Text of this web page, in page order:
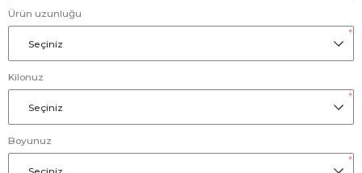
Ürün uzunluğu
*
Kilonuz
*
Boyunuz
*